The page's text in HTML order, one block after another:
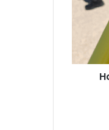
hombre
Loíza